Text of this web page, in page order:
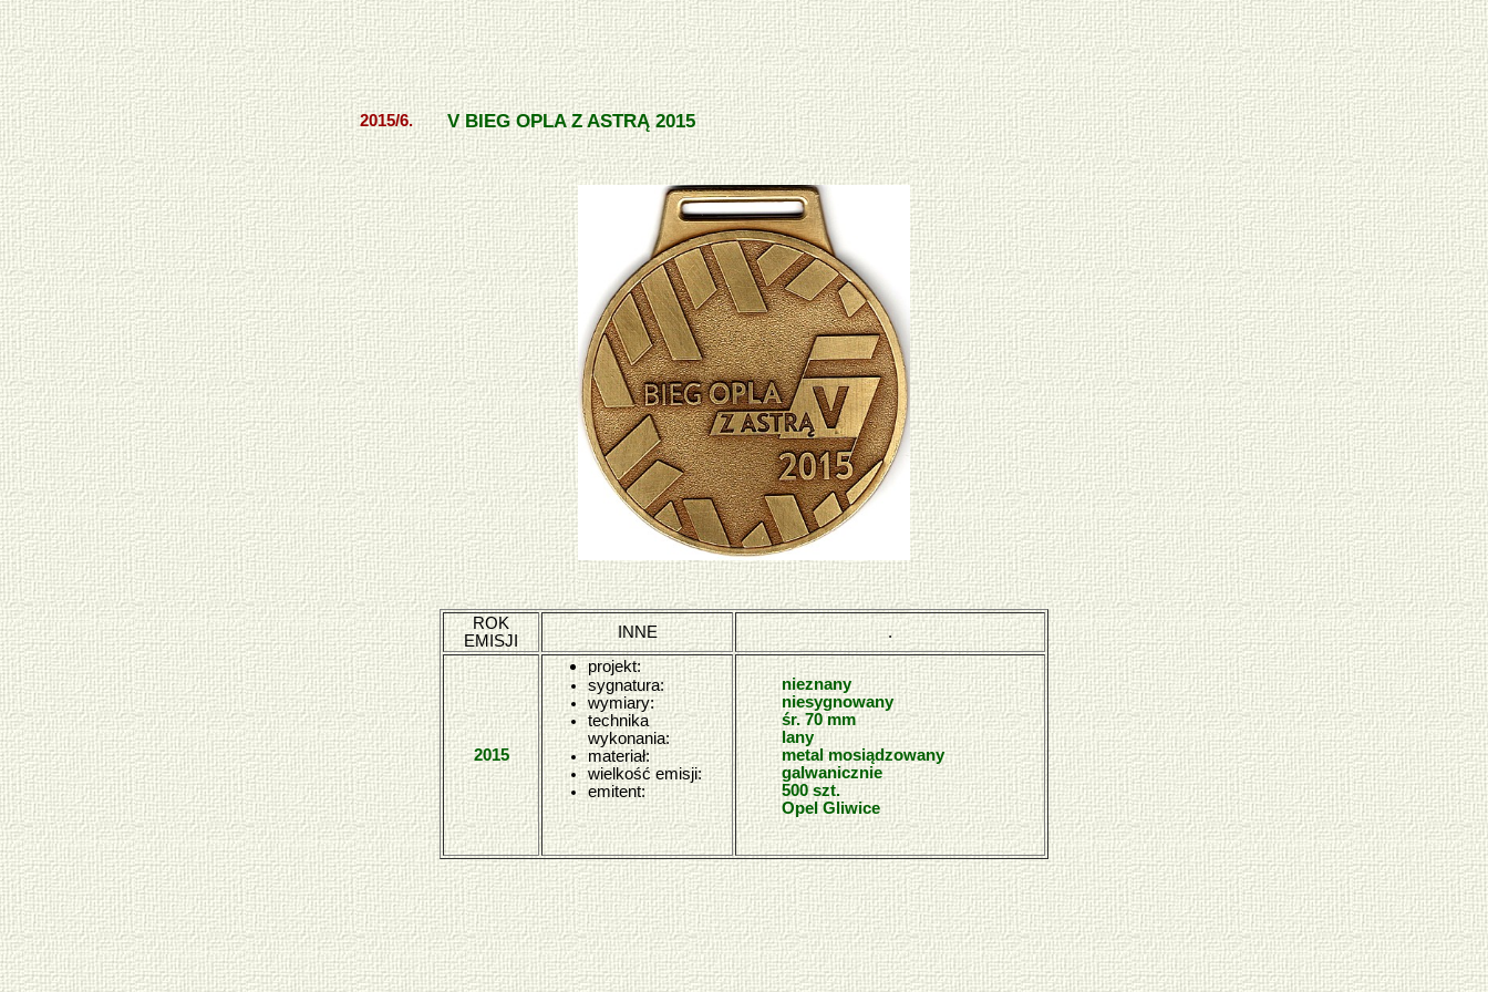
2015/6. V BIEG OPLA Z ASTRĄ 2015
ROK
EMISJI
INNE .
2015
projekt:
sygnatura:
wymiary:
technika
wykonania:
materiał:
wielkość emisji:
emitent:
nieznany
niesygnowany
śr. 70 mm
lany
metal mosiądzowany
galwanicznie
500 szt.
Opel Gliwice